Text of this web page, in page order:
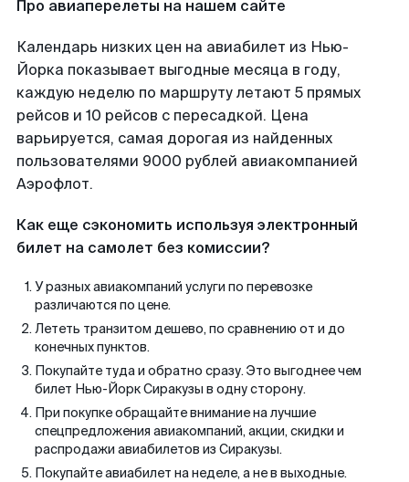
Про авиаперелеты на нашем сайте
Календарь низких цен на авиабилет из Нью-
Йорка показывает выгодные месяца в году,
каждую неделю по маршруту летают 5 прямых
рейсов и 10 рейсов с пересадкой. Цена
варьируется, самая дорогая из найденных
пользователями 9000 рублей авиакомпанией
Аэрофлот.
Как еще сэкономить используя электронный
билет на самолет без комиссии?
У разных авиакомпаний услуги по перевозке
различаются по цене.
Лететь транзитом дешево, по сравнению от и до
конечных пунктов.
Покупайте туда и обратно сразу. Это выгоднее чем
билет Нью-Йорк Сиракузы в одну сторону.
При покупке обращайте внимание на лучшие
спецпредложения авиакомпаний, акции, скидки и
распродажи авиабилетов из Сиракузы.
Покупайте авиабилет на неделе, а не в выходные.